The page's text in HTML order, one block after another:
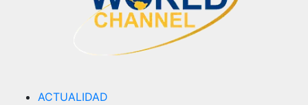
ACTUALIDAD